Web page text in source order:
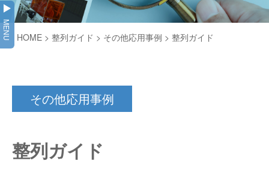
用途から探す
コンベヤ機器の技術情報
GTPシステム
ピッキングシステム
製造
物流
通販
会社情報
会社情報
企業理念
事業所一覧
採用情報
オークラミュージアム
MENU HOME > 整列ガイド > その他応用事例 > 整列ガイド
その他応用事例
整列ガイド